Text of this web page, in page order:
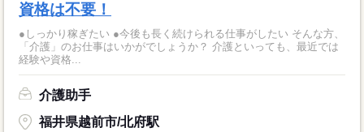
資格は不要！
●しっかり稼ぎたい ●今後も長く続けられる仕事がしたい そんな方、
「介護」のお仕事はいかがでしょうか？ 介護といっても、最近では
経験や資格...
介護助手
福井県越前市/北府駅